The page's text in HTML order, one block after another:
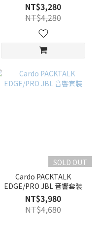
NT$3,280
NT$4,280
SOLD OUT
Cardo PACKTALK
EDGE/PRO JBL 音響套裝
NT$3,980
NT$4,680